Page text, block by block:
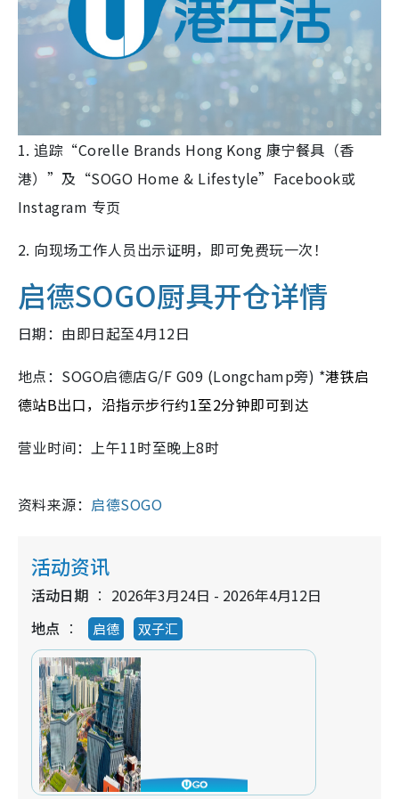
1. 追踪“Corelle Brands Hong Kong 康宁餐具（香
港）”及“SOGO Home & Lifestyle”Facebook或
Instagram 专页
2. 向现场工作人员出示证明，即可免费玩一次！
启德SOGO厨具开仓详情
日期：由即日起至4月12日
地点：SOGO启德店G/F G09 (Longchamp旁) *港铁启
德站B出口，沿指示步行约1至2分钟即可到达
营业时间：上午11时至晚上8时
资料来源： 启德SOGO
活动资讯
活动日期
2026年3月24日 - 2026年4月12日
地点
启德 双子汇